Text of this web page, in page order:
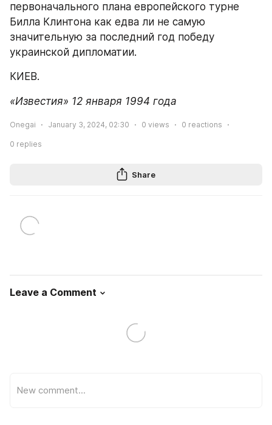
первоначального плана европейского турне
Билла Клинтона как едва ли не самую
значительную за последний год победу
украинской дипломатии.
КИЕВ.
«Известия» 12 января 1994 года
Onegai January 3, 2024, 02:30 0 views 0 reactions
0 replies
Share
Leave a Comment